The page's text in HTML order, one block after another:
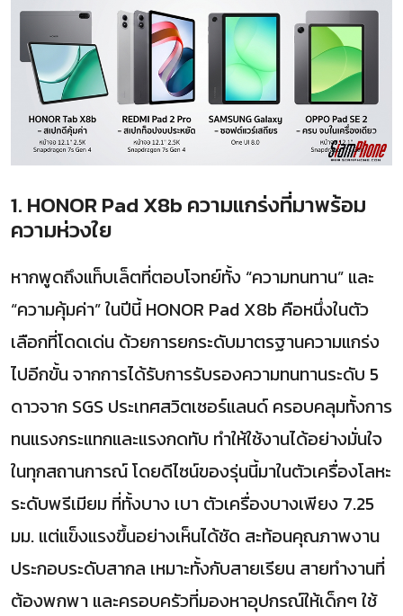
1. HONOR Pad X8b ความแกร่งที่มาพร้อม
ความห่วงใย
หากพูดถึงแท็บเล็ตที่ตอบโจทย์ทั้ง “ความทนทาน” และ
“ความคุ้มค่า” ในปีนี้ HONOR Pad X8b คือหนึ่งในตัว
เลือกที่โดดเด่น ด้วยการยกระดับมาตรฐานความแกร่ง
ไปอีกขั้น จากการได้รับการรับรองความทนทานระดับ 5
ดาวจาก SGS ประเทศสวิตเซอร์แลนด์ ครอบคลุมทั้งการ
ทนแรงกระแทกและแรงกดทับ ทำให้ใช้งานได้อย่างมั่นใจ
ในทุกสถานการณ์ โดยดีไซน์ของรุ่นนี้มาในตัวเครื่องโลหะ
ระดับพรีเมียม ที่ทั้งบาง เบา ตัวเครื่องบางเพียง 7.25
มม. แต่แข็งแรงขึ้นอย่างเห็นได้ชัด สะท้อนคุณภาพงาน
ประกอบระดับสากล เหมาะทั้งกับสายเรียน สายทำงานที่
ต้องพกพา และครอบครัวที่มองหาอุปกรณ์ให้เด็กๆ ใช้